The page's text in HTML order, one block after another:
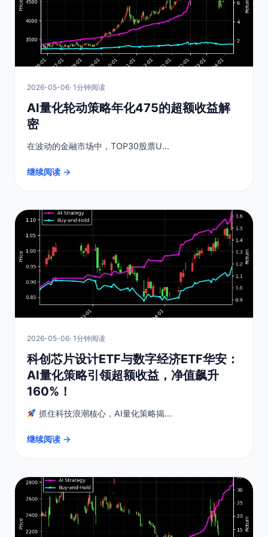
2026-05-06· 1分钟阅读
AI量化轮动策略年化475的超额收益解
密
在波动的金融市场中，TOP30股票U...
继续阅读 →
2026-05-06· 1分钟阅读
科创芯片设计ETF与数字经济ETF华安：
AI量化策略引领超额收益，净值飙升
160%！
抓住科技浪潮核心，AI量化策略揭...
继续阅读 →